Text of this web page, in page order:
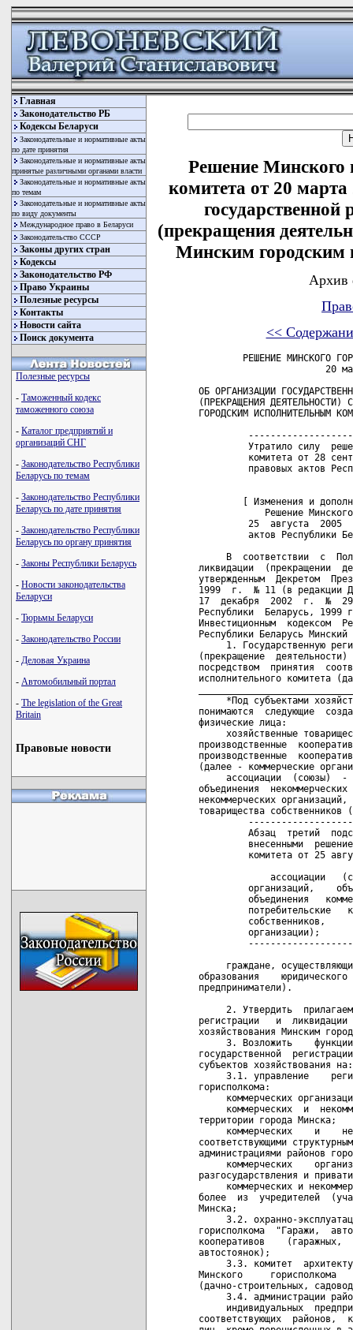
Главная
Законодательство РБ
Кодексы Беларуси
Законодательные и нормативные акты
по дате принятия
Законодательные и нормативные акты
принятые различными органами власти
Законодательные и нормативные акты
по темам
Законодательные и нормативные акты
по виду документы
Международное право в Беларуси
Законодательство СССР
Законы других стран
Кодексы
Законодательство РФ
Право Украины
Полезные ресурсы
Контакты
Новости сайта
Поиск документа
Полезные ресурсы
- Таможенный кодекс
таможенного союза
- Каталог предприятий и
организаций СНГ
- Законодательство Республики
Беларусь по темам
- Законодательство Республики
Беларусь по дате принятия
- Законодательство Республики
Беларусь по органу принятия
- Законы Республики Беларусь
- Новости законодательства
Беларуси
- Тюрьмы Беларуси
- Законодательство России
- Деловая Украина
- Автомобильный портал
- The legislation of the Great
Britain
Правовые новости
Решение Минского
комитета от 20
государственной
(прекращения
Минским городским
Архив
<<
РЕШЕНИЕ МИНСКОГО ГОРОДСКОГО ИСПОЛНИТЕЛЬНОГО КОМИТЕТА
                       20 марта 2003 г. № 423

ОБ ОРГАНИЗАЦИИ ГОСУДАРСТВЕННОЙ РЕГИСТРАЦИИ И ЛИКВИДАЦИИ
(ПРЕКРАЩЕНИЯ ДЕЯТЕЛЬНОСТИ) СУБЪЕКТОВ ХОЗЯЙСТВОВАНИЯ МИНСКИМ
ГОРОДСКИМ ИСПОЛНИТЕЛЬНЫМ КОМИТЕТОМ

         --------------------------------------------------------+++
         Утратило силу  решением Минского городского исполнительного
         комитета от 28 сентября 2006 г. № 1926 (Национальный реестр
         правовых актов Республики Беларусь, 2006 г., № 195, 9/5473)
           
 
        [ Изменения и дополнения:
            Решение Минского городского исполнительного комитета  от
         25  августа  2005  г. № 1505 (Национальный реестр  правовых
         актов Республики Беларусь, 2005 г., № 147, 9/4466)]

     В  соответствии  с  Положением  о государственной регистрации и
ликвидации  (прекращении  деятельности)  субъектов   хозяйствования,
утвержденным  Декретом  Президента  Республики  Беларусь от 16 марта
1999  г.  № 11 (в редакции Декрета Президента Республики Беларусь от
17  декабря  2002  г.  №  29)  (Национальный  реестр  правовых актов
Республики  Беларусь, 1999 г., № 23, 1/191; 2002 г., № 142, 1/4230),
Инвестиционным  кодексом  Республики Беларусь и Гражданским кодексом
Республики Беларусь Минский городской исполнительный комитет решил:
     1. Государственную регистрацию, отказ в регистрации, ликвидацию
(прекращение  деятельности)  субъектов  хозяйствования*, производить
посредством  принятия  соответствующего  решения Минского городского
исполнительного комитета (далее - Минский горисполком).
______________________________
     *Под субъектами хозяйствования  для  целей  настоящего  решения
понимаются  следующие  создаваемые  (реорганизуемые)  юридические  и
физические лица:
     хозяйственные товарищества  и общества,  унитарные предприятия,
производственные  кооперативы,  в  том  числе   сельскохозяйственные
производственные  кооперативы,  крестьянские  (фермерские) хозяйства
(далее - коммерческие организации);
     ассоциации  (союзы)  -  объединения  коммерческих  организаций,
объединения  некоммерческих организаций, объединения коммерческих  и
некоммерческих организаций, потребительские кооперативы, учреждения,
товарищества собственников (далее - некоммерческие организации);
         --------------------------------------------------------+++
         Абзац  третий  подстрочного  примечания  -  с  изменениями,
         внесенными  решением  Минского  городского  исполнительного
         комитета от 25 августа 2005 г. № 1505

             ассоциации   (союзы)    -   объединения   коммерческих
         организаций,    объединения   некоммерческих   организаций,
         объединения   коммерческих  и  некоммерческих  организаций,
         потребительские   кооперативы,   учреждения,   товарищества
         собственников,     фонды    (далее     -     некоммерческие
         организации);
         --------------------------------------------------------+++

     граждане, осуществляющие предпринимательскую  деятельность  без
образования    юридического    лица    (далее    -    индивидуальные
предприниматели).

     2. Утвердить  прилагаемую  Инструкцию о порядке государственной
регистрации   и  ликвидации  (прекращения  деятельности)   субъектов
хозяйствования Минским городским исполнительным комитетом.
     3. Возложить    функции   в  части  организации   осуществления
государственной  регистрации и ликвидации (прекращения деятельности)
субъектов хозяйствования на:
     3.1. управление    регистрации    и   лицензирования   Минского
горисполкома:
     коммерческих организаций с иностранными инвестициями;
     коммерческих  и  некоммерческих  организаций,  расположенных на
территории города Минска;
     коммерческих    и    некоммерческих  организаций,   создаваемых
соответствующими структурными подразделениями Минского горисполкома,
администрациями районов города Минска;
     коммерческих    организаций,    создаваемых    в       процессе
разгосударствления и приватизации государственной собственности;
     коммерческих и некоммерческих организаций в случае, если один и
более  из  учредителей  (участников)  проживают  за пределами города
Минска;
     3.2. охранно-эксплуатационное  унитарное  предприятие  Минского
горисполкома  "Гаражи,  автостоянки  и  парковки"  - потребительских
кооперативов    (гаражных,    гаражно-строительных  кооперативов   и
автостоянок);
     3.3. комитет  архитектуры, градостроительства и землеустройства
Минского